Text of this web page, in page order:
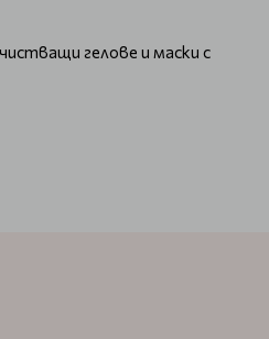
гелове и маски с